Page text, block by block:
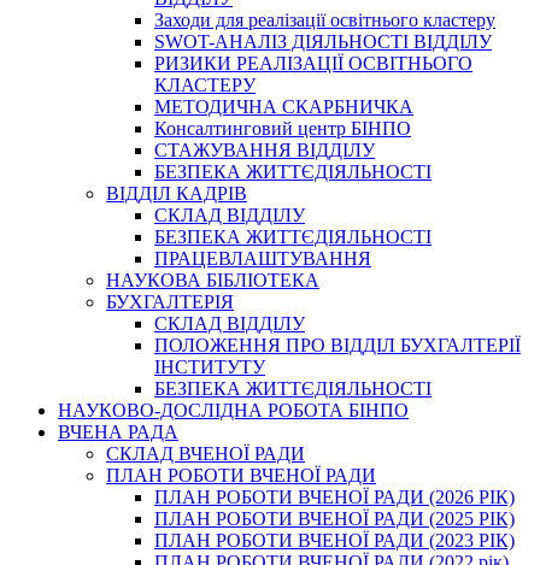
Заходи для реалізації освітнього кластеру
SWOT-АНАЛІЗ ДІЯЛЬНОСТІ ВІДДІЛУ
РИЗИКИ РЕАЛІЗАЦІЇ ОСВІТНЬОГО
КЛАСТЕРУ
МЕТОДИЧНА СКАРБНИЧКА
Консалтинговий центр БІНПО
СТАЖУВАННЯ ВІДДІЛУ
БЕЗПЕКА ЖИТТЄДІЯЛЬНОСТІ
ВІДДІЛ КАДРІВ
СКЛАД ВІДДІЛУ
БЕЗПЕКА ЖИТТЄДІЯЛЬНОСТІ
ПРАЦЕВЛАШТУВАННЯ
НАУКОВА БІБЛІОТЕКА
БУХГАЛТЕРІЯ
СКЛАД ВІДДІЛУ
ПОЛОЖЕННЯ ПРО ВІДДІЛ БУХГАЛТЕРІЇ
ІНСТИТУТУ
БЕЗПЕКА ЖИТТЄДІЯЛЬНОСТІ
НАУКОВО-ДОСЛІДНА РОБОТА БІНПО
ВЧЕНА РАДА
СКЛАД ВЧЕНОЇ РАДИ
ПЛАН РОБОТИ ВЧЕНОЇ РАДИ
ПЛАН РОБОТИ ВЧЕНОЇ РАДИ (2026 РІК)
ПЛАН РОБОТИ ВЧЕНОЇ РАДИ (2025 РІК)
ПЛАН РОБОТИ ВЧЕНОЇ РАДИ (2023 РІК)